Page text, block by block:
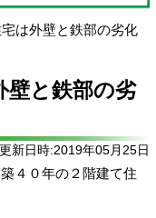
は外壁と鉄部の劣化
壁と鉄部の劣
更新日時:2019年05月25日
４０年の２階建て住